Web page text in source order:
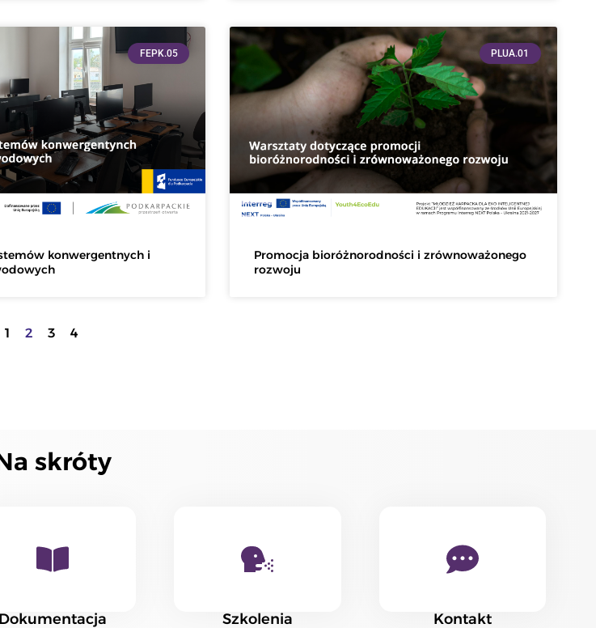
FEPK.05
konwergentnych i
PLUA.01
Promocja bioróżnorodności i zrównoważonego
rozwoju
1 2 3 4
skróty
Dokumentacja Szkolenia Kontakt